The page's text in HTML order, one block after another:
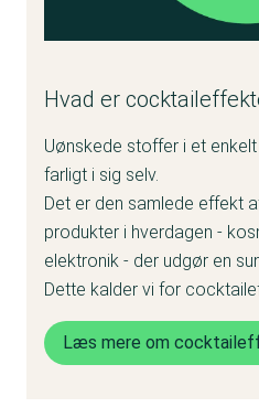
Hvad er
Uønskede stoffer i et
farligt i sig selv.
Det er den samlede effekt
produkter i hverdagen -
elektronik - der udgør en
Dette kalder vi for
Læs mere om